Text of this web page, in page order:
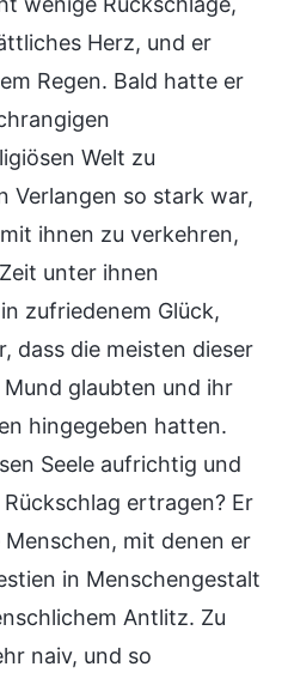
Herz, und er
Regen. Bald hatte er
Welt zu
Verlangen so stark war,
ihnen zu verkehren,
unter ihnen
zufriedenem Glück,
dass die meisten dieser
glaubten und ihr
hingegeben hatten.
Seele aufrichtig und
ertragen? Er
mit denen er
in Menschengestalt
Antlitz. Zu
naiv, und so